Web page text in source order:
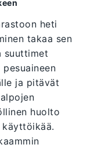
heti
takaa sen
suuttimet
ja pitävät
huolto